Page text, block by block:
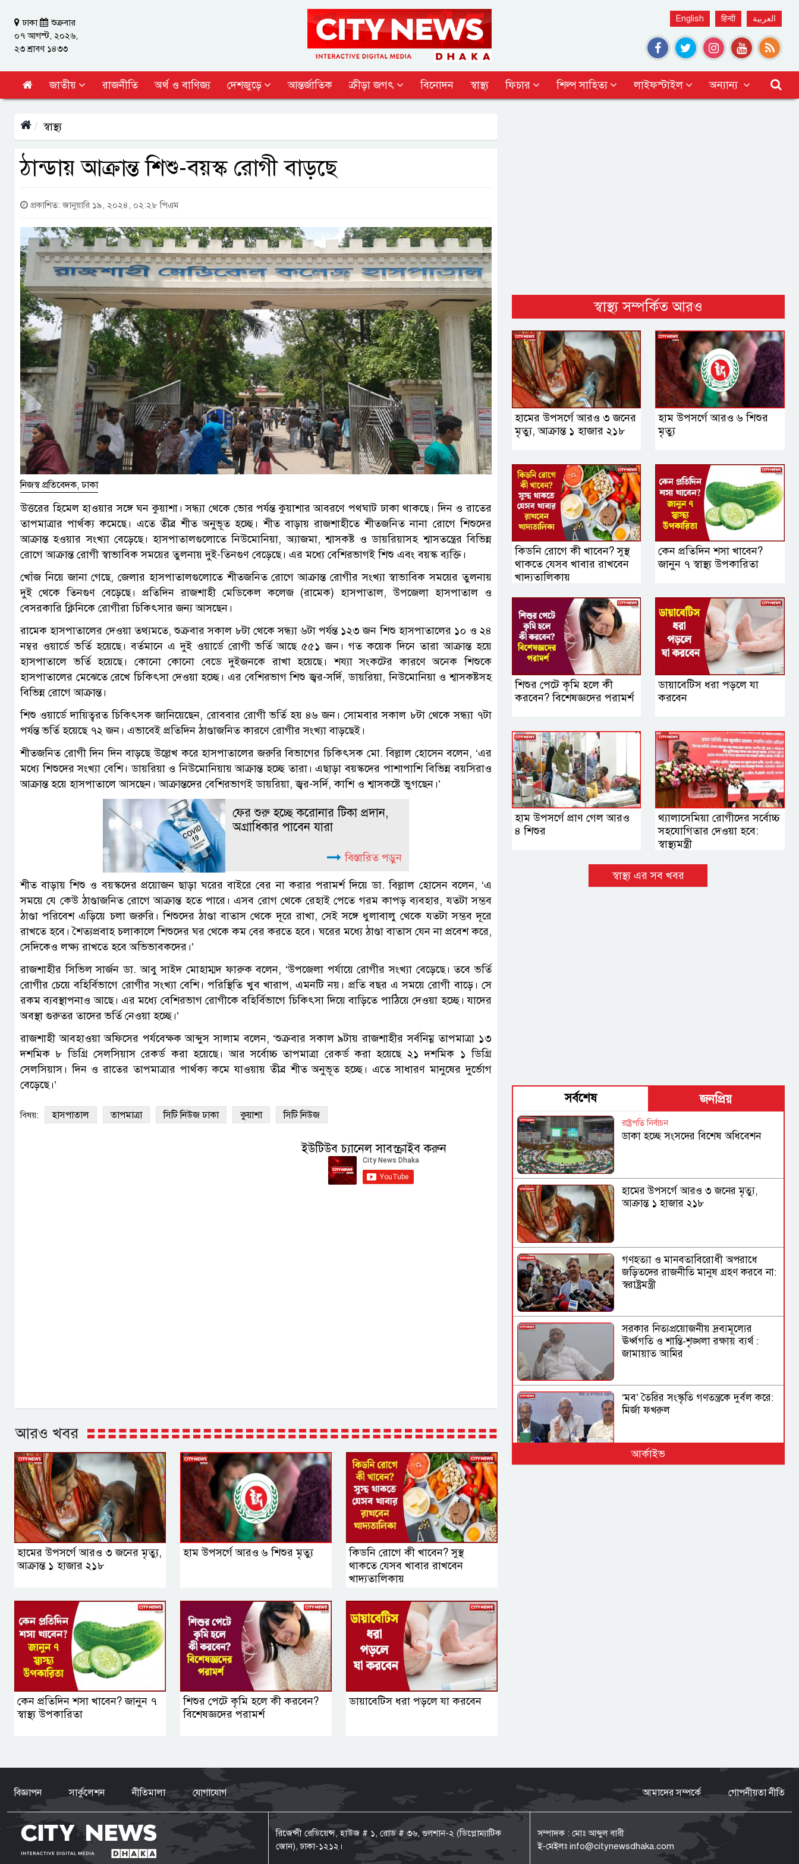
ঢাকা
শুক্রবার
০৭ আগস্ট, ২০২৬,
২৩ শ্রাবণ ১৪৩৩
English हिन्दी العربية
জাতীয় রাজনীতি অর্থ ও বাণিজ্য দেশজুড়ে আন্তর্জাতিক ক্রীড়া জগৎ বিনোদন স্বাস্থ্য ফিচার শিল্প সাহিত্য লাইফস্টাইল অন্যান্য
স্বাস্থ্য
ঠান্ডায় আক্রান্ত শিশু-বয়স্ক রোগী বাড়ছে
প্রকাশিত: জানুয়ারি ১৯, ২০২৪, ০২:২৮ পিএম
নিজস্ব প্রতিবেদক, ঢাকা
উত্তরের হিমেল হাওয়ার সঙ্গে ঘন কুয়াশা। সন্ধ্যা থেকে ভোর পর্যন্ত কুয়াশার আবরণে পথঘাট ঢাকা থাকছে। দিন ও রাতের
তাপমাত্রার পার্থক্য কমেছে। এতে তীব্র শীত অনুভূত হচ্ছে। শীত বাড়ায় রাজশাহীতে শীতজনিত নানা রোগে শিশুদের
আক্রান্ত হওয়ার সংখ্যা বেড়েছে। হাসপাতালগুলোতে নিউমোনিয়া, অ্যাজমা, শ্বাসকষ্ট ও ডায়রিয়াসহ শ্বাসতন্ত্রের বিভিন্ন
রোগে আক্রান্ত রোগী স্বাভাবিক সময়ের তুলনায় দুই-তিনগুণ বেড়েছে। এর মধ্যে বেশিরভাগই শিশু এবং বয়স্ক ব্যক্তি।
খোঁজ নিয়ে জানা গেছে, জেলার হাসপাতালগুলোতে শীতজনিত রোগে আক্রান্ত রোগীর সংখ্যা স্বাভাবিক সময়ের তুলনায়
দুই থেকে তিনগুণ বেড়েছে। প্রতিদিন রাজশাহী মেডিকেল কলেজ (রামেক) হাসপাতাল, উপজেলা হাসপাতাল ও
বেসরকারি ক্লিনিকে রোগীরা চিকিৎসার জন্য আসছেন।
রামেক হাসপাতালের দেওয়া তথ্যমতে, শুক্রবার সকাল ৮টা থেকে সন্ধ্যা ৬টা পর্যন্ত ১২৩ জন শিশু হাসপাতালের ১০ ও ২৪
নম্বর ওয়ার্ডে ভর্তি হয়েছে। বর্তমানে এ দুই ওয়ার্ডে রোগী ভর্তি আছে ৫৫১ জন। গত কয়েক দিনে তারা আক্রান্ত হয়ে
হাসপাতালে ভর্তি হয়েছে। কোনো কোনো বেডে দুইজনকে রাখা হয়েছে। শয্যা সংকটের কারণে অনেক শিশুকে
হাসপাতালের মেঝেতে রেখে চিকিৎসা দেওয়া হচ্ছে। এর বেশিরভাগ শিশু জ্বর-সর্দি, ডায়রিয়া, নিউমোনিয়া ও শ্বাসকষ্টসহ
বিভিন্ন রোগে আক্রান্ত।
শিশু ওয়ার্ডে দায়িত্বরত চিকিৎসক জানিয়েছেন, রোববার রোগী ভর্তি হয় ৪৬ জন। সোমবার সকাল ৮টা থেকে সন্ধ্যা ৭টা
পর্যন্ত ভর্তি হয়েছে ৭২ জন। এভাবেই প্রতিদিন ঠাণ্ডাজনিত কারণে রোগীর সংখ্যা বাড়ছেই।
শীতজনিত রোগী দিন দিন বাড়ছে উল্লেখ করে হাসপাতালের জরুরি বিভাগের চিকিৎসক মো. বিল্লাল হোসেন বলেন, ‘এর
মধ্যে শিশুদের সংখ্যা বেশি। ডায়রিয়া ও নিউমোনিয়ায় আক্রান্ত হচ্ছে তারা। এছাড়া বয়স্কদের পাশাপাশি বিভিন্ন বয়সিরাও
আক্রান্ত হয়ে হাসপাতালে আসছেন। আক্রান্তদের বেশিরভাগই ডায়রিয়া, জ্বর-সর্দি, কাশি ও শ্বাসকষ্টে ভুগছেন।’
ফের শুরু হচ্ছে করোনার টিকা প্রদান,
অগ্রাধিকার পাবেন যারা
বিস্তারিত পড়ুন
শীত বাড়ায় শিশু ও বয়স্কদের প্রয়োজন ছাড়া ঘরের বাইরে বের না করার পরামর্শ দিয়ে ডা. বিল্লাল হোসেন বলেন, ‘এ
সময়ে যে কেউ ঠাণ্ডাজনিত রোগে আক্রান্ত হতে পারে। এসব রোগ থেকে রেহাই পেতে গরম কাপড় ব্যবহার, যতটা সম্ভব
ঠাণ্ডা পরিবেশ এড়িয়ে চলা জরুরি। শিশুদের ঠাণ্ডা বাতাস থেকে দূরে রাখা, সেই সঙ্গে ধুলাবালু থেকে যতটা সম্ভব দূরে
রাখতে হবে। শৈত্যপ্রবাহ চলাকালে শিশুদের ঘর থেকে কম বের করতে হবে। ঘরের মধ্যে ঠাণ্ডা বাতাস যেন না প্রবেশ করে,
সেদিকেও লক্ষ্য রাখতে হবে অভিভাবকদের।’
রাজশাহীর সিভিল সার্জন ডা. আবু সাইদ মোহাম্মদ ফারুক বলেন, ‘উপজেলা পর্যায়ে রোগীর সংখ্যা বেড়েছে। তবে ভর্তি
রোগীর চেয়ে বহির্বিভাগে রোগীর সংখ্যা বেশি। পরিস্থিতি খুব খারাপ, এমনটি নয়। প্রতি বছর এ সময়ে রোগী বাড়ে। সে
রকম ব্যবস্থাপনাও আছে। এর মধ্যে বেশিরভাগ রোগীকে বহির্বিভাগে চিকিৎসা দিয়ে বাড়িতে পাঠিয়ে দেওয়া হচ্ছে। যাদের
অবস্থা গুরুতর তাদের ভর্তি নেওয়া হচ্ছে।’
রাজশাহী আবহাওয়া অফিসের পর্যবেক্ষক আব্দুস সালাম বলেন, ‘শুক্রবার সকাল ৯টায় রাজশাহীর সর্বনিম্ন তাপমাত্রা ১৩
দশমিক ৮ ডিগ্রি সেলসিয়াস রেকর্ড করা হয়েছে। আর সর্বোচ্চ তাপমাত্রা রেকর্ড করা হয়েছে ২১ দশমিক ১ ডিগ্রি
সেলসিয়াস। দিন ও রাতের তাপমাত্রার পার্থক্য কমে যাওয়ায় তীব্র শীত অনুভূত হচ্ছে। এতে সাধারণ মানুষের দুর্ভোগ
বেড়েছে।’
বিষয়: হাসপাতাল তাপমাত্রা সিটি নিউজ ঢাকা কুয়াশা সিটি নিউজ
ইউটিউব চ্যানেল সাবস্ক্রাইব করুন
আরও খবর
হামের উপসর্গে আরও ৩ জনের মৃত্যু,
আক্রান্ত ১ হাজার ২১৮
হাম উপসর্গে আরও ৬ শিশুর মৃত্যু
কিডনি রোগে কী খাবেন? সুস্থ
থাকতে যেসব খাবার রাখবেন
খাদ্যতালিকায়
কেন প্রতিদিন শসা খাবেন? জানুন ৭
স্বাস্থ্য উপকারিতা
শিশুর পেটে কৃমি হলে কী করবেন?
বিশেষজ্ঞদের পরামর্শ
ডায়াবেটিস ধরা পড়লে যা করবেন
স্বাস্থ্য সম্পর্কিত আরও
হামের উপসর্গে আরও ৩ জনের
মৃত্যু, আক্রান্ত ১ হাজার ২১৮
হাম উপসর্গে আরও ৬ শিশুর
মৃত্যু
কিডনি রোগে কী খাবেন? সুস্থ
থাকতে যেসব খাবার রাখবেন
খাদ্যতালিকায়
কেন প্রতিদিন শসা খাবেন?
জানুন ৭ স্বাস্থ্য উপকারিতা
শিশুর পেটে কৃমি হলে কী
করবেন? বিশেষজ্ঞদের পরামর্শ
ডায়াবেটিস ধরা পড়লে যা
করবেন
হাম উপসর্গে প্রাণ গেল আরও
৪ শিশুর
থ্যালাসেমিয়া রোগীদের সর্বোচ্চ
সহযোগিতার দেওয়া হবে:
স্বাস্থ্যমন্ত্রী
স্বাস্থ্য এর সব খবর
সর্বশেষ জনপ্রিয়
রাষ্ট্রপতি নির্বাচন
ডাকা হচ্ছে সংসদের বিশেষ অধিবেশন
হামের উপসর্গে আরও ৩ জনের মৃত্যু,
আক্রান্ত ১ হাজার ২১৮
গণহত্যা ও মানবতাবিরোধী অপরাধে
জড়িতদের রাজনীতি মানুষ গ্রহণ করবে না:
স্বরাষ্ট্রমন্ত্রী
সরকার নিত্যপ্রয়োজনীয় দ্রব্যমূল্যের
ঊর্ধ্বগতি ও শান্তি-শৃঙ্খলা রক্ষায় ব্যর্থ :
জামায়াত আমির
‘মব’ তৈরির সংস্কৃতি গণতন্ত্রকে দুর্বল করে:
মির্জা ফখরুল
নিত্যপণ্যের দাম আকাশ ছোঁয়া, বিপাকে
বগুড়ায় সাতসকালে বাসচাপায় ৬
আর্কাইভ
বিজ্ঞাপন সার্কুলেশন নীতিমালা যোগাযোগ আমাদের সম্পর্কে গোপনীয়তা নীতি
রিজেন্সী রেডিয়েন্স, হাউজ # ১, রোড # ৩৬, গুলশান-২ (ডিপ্লোম্যাটিক
জোন), ঢাকা-১২১২।
সম্পাদক : মোঃ আব্দুল বারী
ই-মেইলঃ info@citynewsdhaka.com